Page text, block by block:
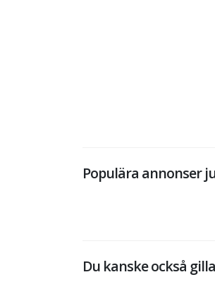
Populära annonser
Du kanske också